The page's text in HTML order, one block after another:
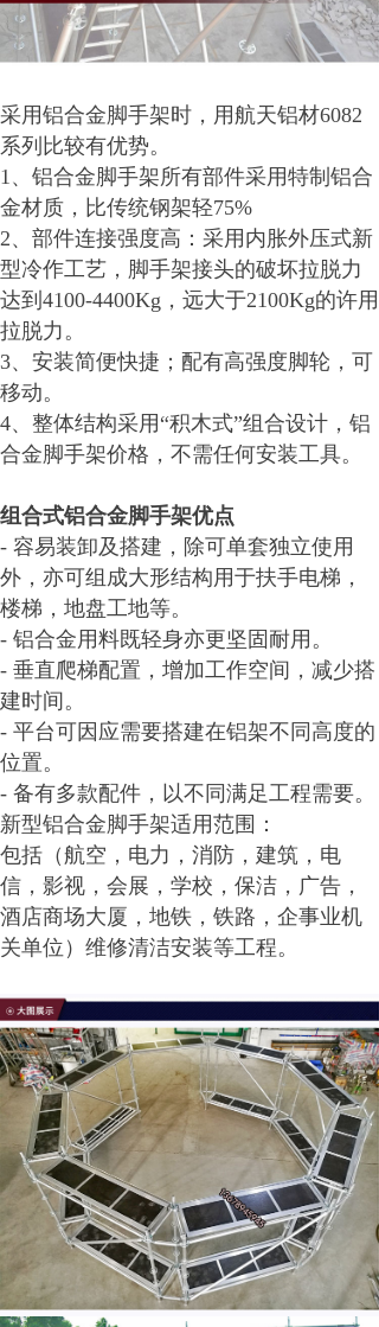
采用铝合金脚手架时，用航天铝材6082
系列比较有优势。
1、铝合金脚手架所有部件采用特制铝合
金材质，比传统钢架轻75%
2、部件连接强度高：采用内胀外压式新
型冷作工艺，脚手架接头的破坏拉脱力
达到4100-4400Kg，远大于2100Kg的许用
拉脱力。
3、安装简便快捷；配有高强度脚轮，可
移动。
4、整体结构采用“积木式”组合设计，铝
合金脚手架价格，不需任何安装工具。
组合式铝合金脚手架优点
- 容易装卸及搭建，除可单套独立使用
外，亦可组成大形结构用于扶手电梯，
楼梯，地盘工地等。
- 铝合金用料既轻身亦更坚固耐用。
- 垂直爬梯配置，增加工作空间，减少搭
建时间。
- 平台可因应需要搭建在铝架不同高度的
位置。
- 备有多款配件，以不同满足工程需要。
新型铝合金脚手架适用范围：
包括（航空，电力，消防，建筑，电
信，影视，会展，学校，保洁，广告，
酒店商场大厦，地铁，铁路，企事业机
关单位）维修清洁安装等工程。